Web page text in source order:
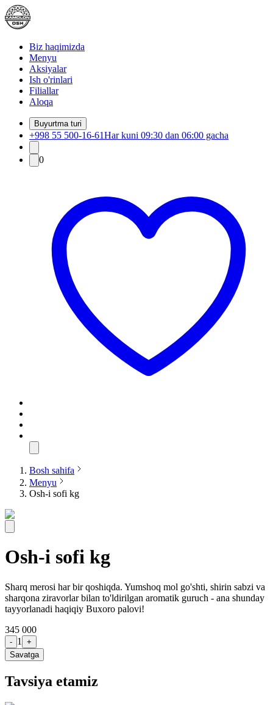
Biz haqimizda
Menyu
Aksiyalar
Ish o'rinlari
Filiallar
Aloqa
Buyurtma turi
+998 55 500-16-61Har kuni 09:30 dan 06:00 gacha
0
Bosh sahifa
Menyu
Osh-i sofi kg
Osh-i sofi kg
Sharq merosi har bir qoshiqda. Yumshoq mol go'shti, shirin sabzi va
sharqona ziravorlar bilan to'ldirilgan aromatik guruch - ana shunday
tayyorlanadi haqiqiy Buxoro palovi!
345 000
- 1
+
Savatga
Tavsiya etamiz